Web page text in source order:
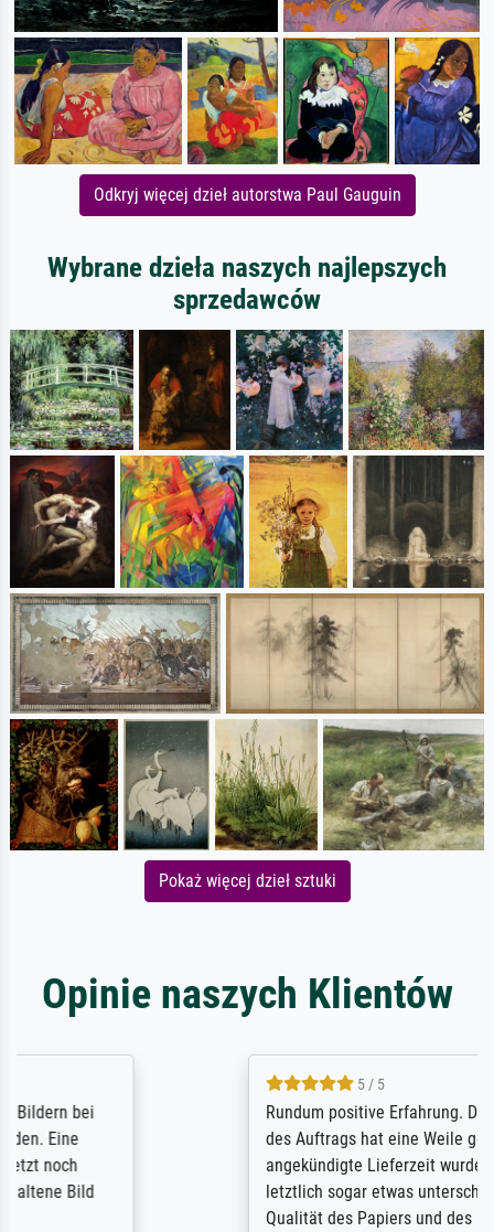
Odkryj więcej dzieł autorstwa Paul Gauguin
Wybrane dzieła naszych najlepszych
sprzedawców
Pokaż więcej dzieł sztuki
Opinie naszych Klientów
Rundum positive Erfahrung. Die Ausführung
des Auftrags hat eine Weile gedauert, die
angekündigte Lieferzeit wurde aber
letztlich sogar etwas unterschritten. Die
Qualität des Papiers und des Drucks